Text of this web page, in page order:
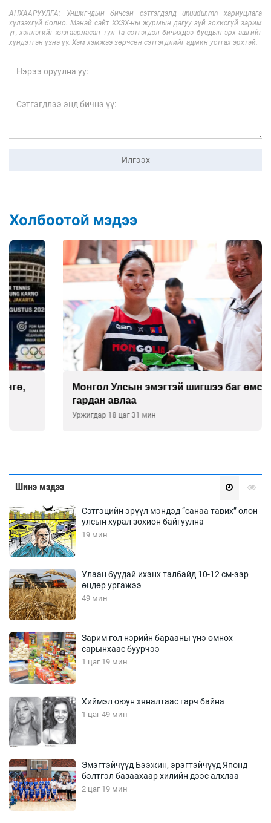
АНХААРУУЛГА: Уншигчдын бичсэн сэтгэгдэлд unuudur.mn хариуцлага
хүлээхгүй болно. Манай сайт ХХЗХ-ны журмын дагуу зүй зохисгүй зарим
үг, хэллэгийг хязгаарласан тул Та сэтгэгдэл бичихдээ бусдын эрх ашгийг
хүндэтгэн үзнэ үү. Хэм хэмжээ зөрчсөн сэтгэгдлийг админ устгах эрхтэй.
Илгээх
Холбоотой мэдээ
Монгол Улсын эмэгтэй шигшээ баг өмсгөлөө
гардан авлаа
Уржигдар 18 цаг 31 мин
Шинэ мэдээ
Сэтгэцийн эрүүл мэндэд “санаа тавих” олон
улсын хурал зохион байгуулна
19 мин
Улаан буудай ихэнх талбайд 10-12 см-ээр
өндөр ургажээ
49 мин
Зарим гол нэрийн барааны үнэ өмнөх
сарынхаас буурчээ
1 цаг 19 мин
Хиймэл оюун хяналтаас гарч байна
1 цаг 49 мин
Эмэгтэйчүүд Бээжин, эрэгтэйчүүд Японд
бэлтгэл базаахаар хилийн дээс алхлаа
2 цаг 19 мин